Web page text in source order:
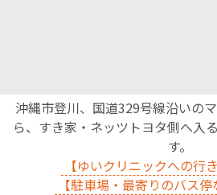
沖縄市登川、国道329号線沿いの
ら、すき家・ネッツトヨタ側へ入
す。
【ゆいクリニックへの行
【駐車場・最寄りのバス停